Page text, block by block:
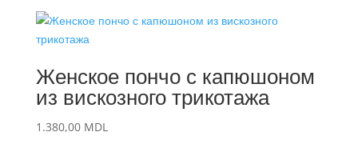
Женское пончо с капюшоном
из вискозного трикотажа
1.380,00 MDL